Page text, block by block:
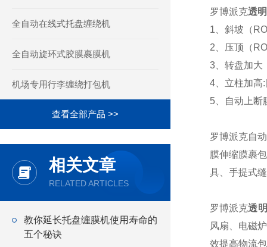
全自动在线式托盘缠绕机
全自动旋环式胶膜裹膜机
机场专用行李缠绕打包机
查看全部产品 >>
相关文章
RELATED ARTICLES
教你延长托盘缠膜机使用寿命的
五个秘诀
罗博派克透
1、斜坡（
2、压顶（
3、转盘加大
4、立柱加高
5、自动上断
罗博派克自
膜伸缩膜裹
具、手提式
罗博派克透
风扇、电磁
效提高物流